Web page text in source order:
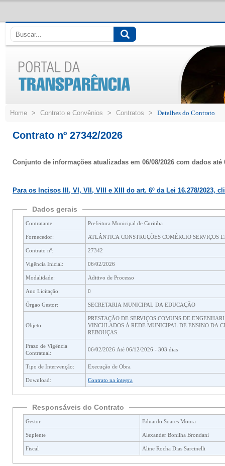
Ir
conteúdo
Home > Contrato e Convênios > Contratos > Detalhes do Contrato
Contrato nº 27342/2026
Conjunto de informações atualizadas em 06/08/2026 com dados até
Para os Incisos III, VI, VII, VIII e XIII do art. 6º da Lei 16.278/2023,
Dados gerais
Contratante: Prefeitura Municipal de Curitiba
Fornecedor: ATLÂNTICA CONSTRUÇÕES COMÉRCIO SERVIÇOS
Contrato nº: 27342
Vigência Inicial: 06/02/2026
Modalidade: Aditivo de Processo
Ano Licitação: 0
Órgao Gestor: SECRETARIA MUNICIPAL DA EDUCAÇÃO
Objeto:
PRESTAÇÃO DE SERVIÇOS COMUNS DE
VINCULADOS À REDE MUNICIPAL DE ENSINO DA
REBOUÇAS.
Prazo de Vigência
Contratual:
06/02/2026 Até 06/12/2026 - 303 dias
Tipo de Intervenção: Execução de Obra
Download: Contrato na íntegra
Responsáveis do Contrato
Gestor Eduardo Soares Moura
Suplente Alexander Bonilha Brondani
Fiscal Aline Rocha Dias Sarcinelli